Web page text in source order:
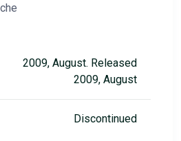
2009, August. Released
2009, August
Discontinued